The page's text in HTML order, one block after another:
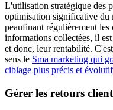
L'utilisation stratégique des
optimisation significative du
peaufinant régulièrement
informations collectées, il
et donc, leur rentabilité.
sens le Sma marketing qui
ciblage plus précis et évolutif
Gérer les retours